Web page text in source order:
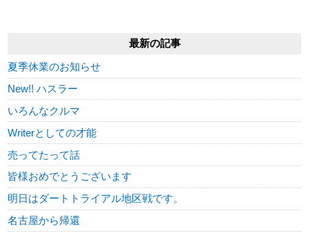
最新の記事
夏季休業のお知らせ
New!! ハスラー
いろんなクルマ
Writerとしての才能
売ってたって話
皆様おめでとうございます
明日はダートトライアル地区戦です。
名古屋から帰還